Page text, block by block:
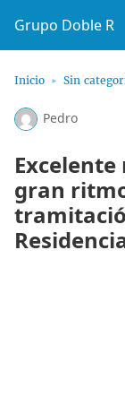
Grupo Doble R
Inicio Sin
Pedro
gran